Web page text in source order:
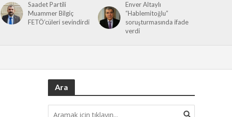
Saadet Partili
Muammer Bilgiç
FETÖ’cüleri sevindirdi
Enver Altaylı
“Hablemitoğlu”
soruşturmasında ifade
verdi
Ara